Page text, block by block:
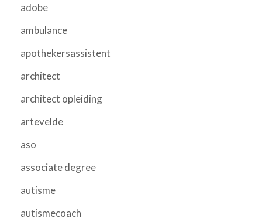
adobe
ambulance
apothekersassistent
architect
architect opleiding
artevelde
aso
associate degree
autisme
autismecoach